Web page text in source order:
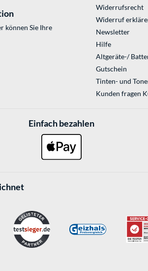
können Sie Ihre
Widerrufsrecht
Widerruf
Newsletter
Hilfe
Altgeräte-/
Gutschein
Tinten- und
Kunden fragen
Einfach bezahlen